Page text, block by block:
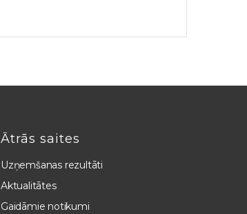
Ātrās saites
Uzņemšanas rezultāti
Aktualitātes
Gaidāmie notikumi